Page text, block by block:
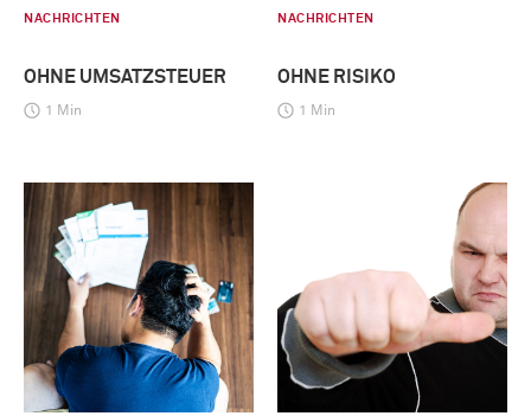
NACHRICHTEN
OHNE UMSATZSTEUER
1 Min
NACHRICHTEN
OHNE RISIKO
1 Min